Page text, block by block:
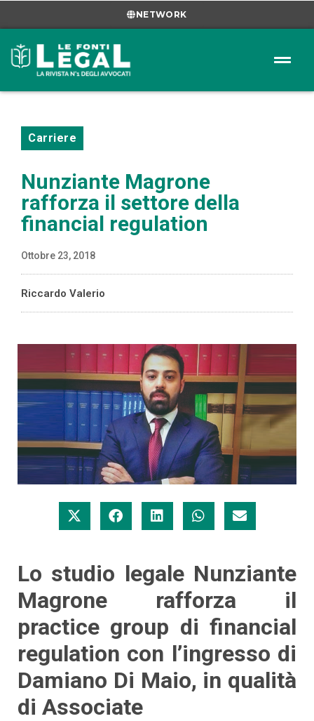
NETWORK
Carriere
Nunziante Magrone
rafforza il settore della
financial regulation
Ottobre 23, 2018
Riccardo Valerio
Lo studio legale Nunziante
Magrone rafforza il
practice group di financial
regulation con l’ingresso di
Damiano Di Maio, in qualità
di Associate